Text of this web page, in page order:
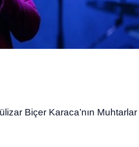
Biçer Karaca’nın Muhtarlar